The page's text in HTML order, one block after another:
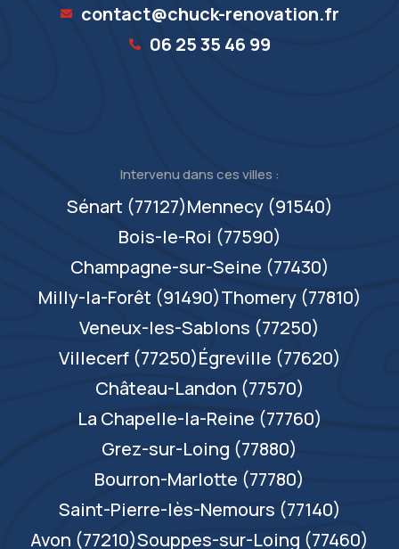
contact@chuck-renovation.fr
06 25 35 46 99‬
Intervenu dans ces villes :
Sénart (77127)Mennecy (91540)
Bois-le-Roi (77590)
Champagne-sur-Seine (77430)
Milly-la-Forêt (91490)Thomery (77810)
Veneux-les-Sablons (77250)
Villecerf (77250)Égreville (77620)
Château-Landon (77570)
La Chapelle-la-Reine (77760)
Grez-sur-Loing (77880)
Bourron-Marlotte (77780)
Saint-Pierre-lès-Nemours (77140)
Avon (77210)Souppes-sur-Loing (77460)